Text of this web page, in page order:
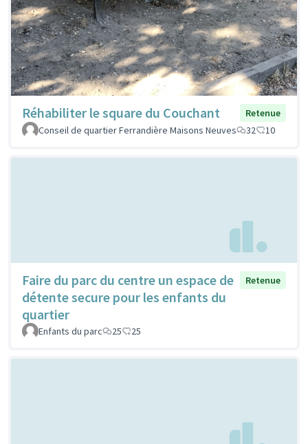
Réhabiliter le square du Couchant
Retenue
Conseil de quartier Ferrandière Maisons Neuves
32 10
Faire du parc du centre un espace de
détente secure pour les enfants du
quartier
Retenue
Enfants du parc 25 25